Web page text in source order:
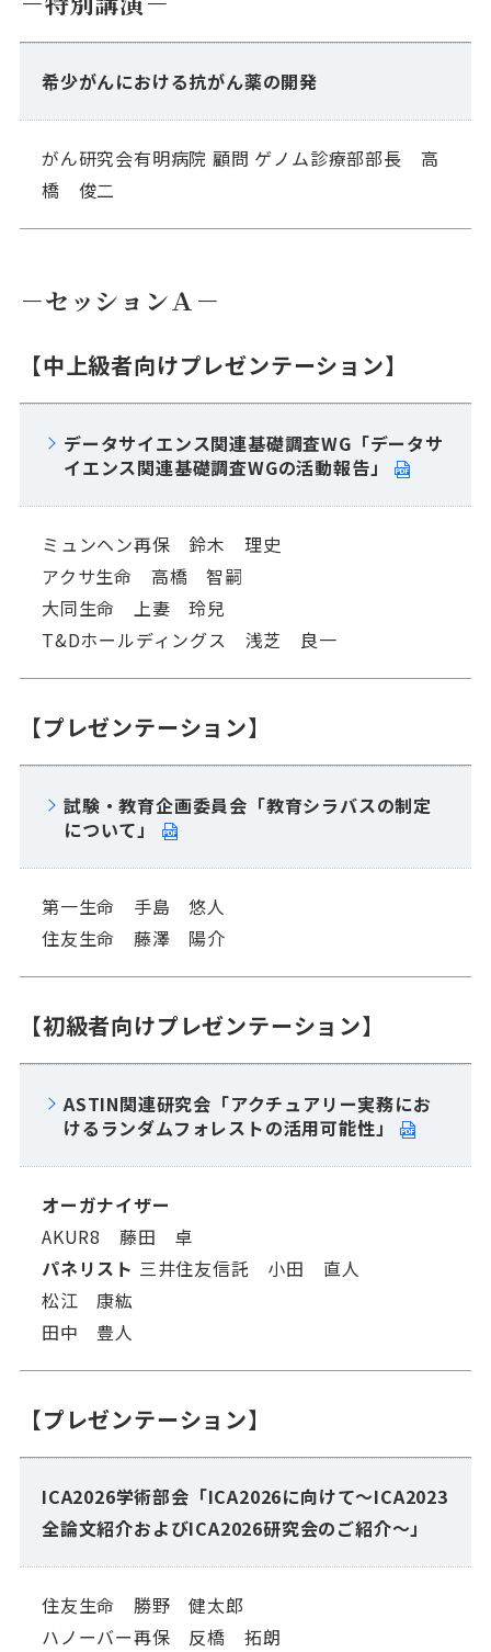
希少がんにおける抗がん薬の開発
がん研究会有明病院 顧問 ゲノム診療部部長 高
橋 俊二
－セッションＡ－
【中上級者向けプレゼンテーション】
データサイエンス関連基礎調査WG「データサ
イエンス関連基礎調査WGの活動報告」
ミュンヘン再保 鈴木 理史
アクサ生命 高橋 智嗣
大同生命 上妻 玲兒
T&Dホールディングス 浅芝 良一
【プレゼンテーション】
試験・教育企画委員会「教育シラバスの制定
について」
第一生命 手島 悠人
住友生命 藤澤 陽介
【初級者向けプレゼンテーション】
ASTIN関連研究会「アクチュアリー実務にお
けるランダムフォレストの活用可能性」
オーガナイザー
AKUR8 藤田 卓
パネリスト 三井住友信託 小田 直人
松江 康紘
田中 豊人
【プレゼンテーション】
ICA2026学術部会「ICA2026に向けて～ICA2023
全論文紹介およびICA2026研究会のご紹介～」
住友生命 勝野 健太郎
ハノーバー再保 反橋 拓朗